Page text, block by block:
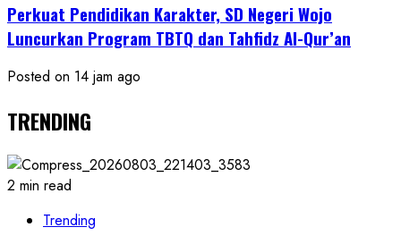
Perkuat Pendidikan Karakter, SD Negeri Wojo
Luncurkan Program TBTQ dan Tahfidz Al-Qur’an
Posted on 14 jam ago
TRENDING
2 min read
Trending